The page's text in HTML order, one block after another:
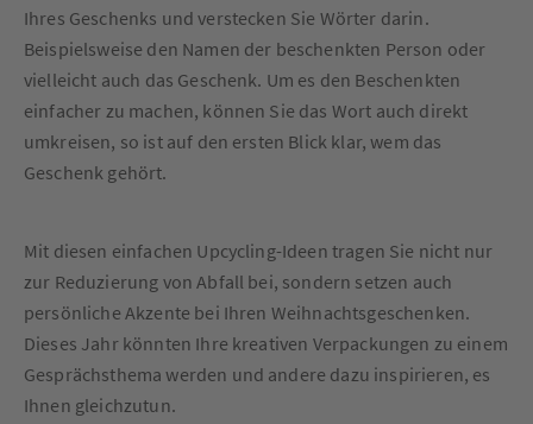
Ihres Geschenks und verstecken Sie Wörter darin.
Beispielsweise den Namen der beschenkten Person oder
vielleicht auch das Geschenk. Um es den Beschenkten
einfacher zu machen, können Sie das Wort auch direkt
umkreisen, so ist auf den ersten Blick klar, wem das
Geschenk gehört.
Mit diesen einfachen Upcycling-Ideen tragen Sie nicht nur
zur Reduzierung von Abfall bei, sondern setzen auch
persönliche Akzente bei Ihren Weihnachtsgeschenken.
Dieses Jahr könnten Ihre kreativen Verpackungen zu einem
Gesprächsthema werden und andere dazu inspirieren, es
Ihnen gleichzutun.